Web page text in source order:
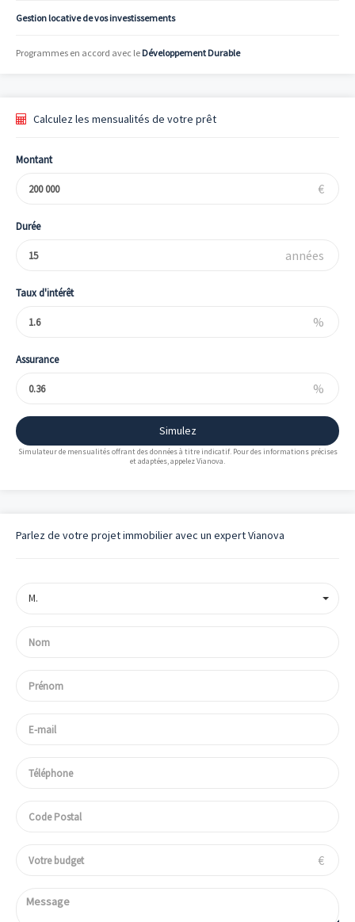
Gestion locative de vos investissements
Programmes en accord avec le Développement Durable
Calculez les mensualités de votre prêt
Montant
€
Durée
années
Taux d'intérêt
%
Assurance
%
Simulez
Simulateur de mensualités offrant des données à titre indicatif. Pour des informations précises
et adaptées, appelez Vianova.
Parlez de votre projet immobilier avec un expert Vianova
M.
€